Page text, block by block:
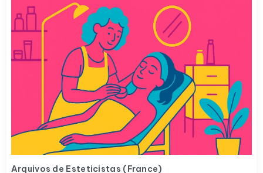
Arquivos de Esteticistas (France)